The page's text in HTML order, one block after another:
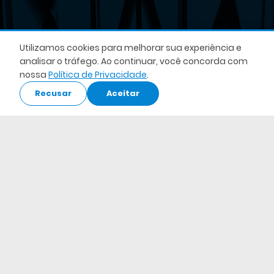
Acesse o Webapp
Utilizamos cookies para melhorar sua experiência e
analisar o tráfego. Ao continuar, você concorda com
nossa Política de Privacidade.
Recusar Aceitar